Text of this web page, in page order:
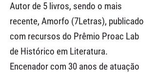
Autor de 5 livros, sendo o mais
recente, Amorfo (7Letras), publicado
com recursos do Prêmio Proac Lab
de Histórico em Literatura.
Encenador com 30 anos de atuação